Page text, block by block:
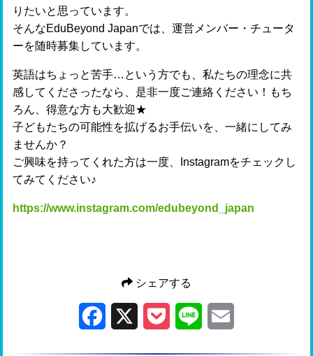
りたいと思っています。
そんなEduBeyond Japanでは、運営メンバー・チュータ
ーを随時募集しています。
英語はちょっと苦手…という方でも、私たちの理念に共
感してくださったなら、是非一度ご連絡ください！もち
ろん、得意な方も大歓迎★
子どもたちの可能性を拡げるお手伝いを、一緒にしてみ
ませんか？
ご興味を持ってくれた方は一度、Instagramをチェックし
てみてください♪
https://www.instagram.com/edubeyond_japan
シェアする
Facebook Pocket Line